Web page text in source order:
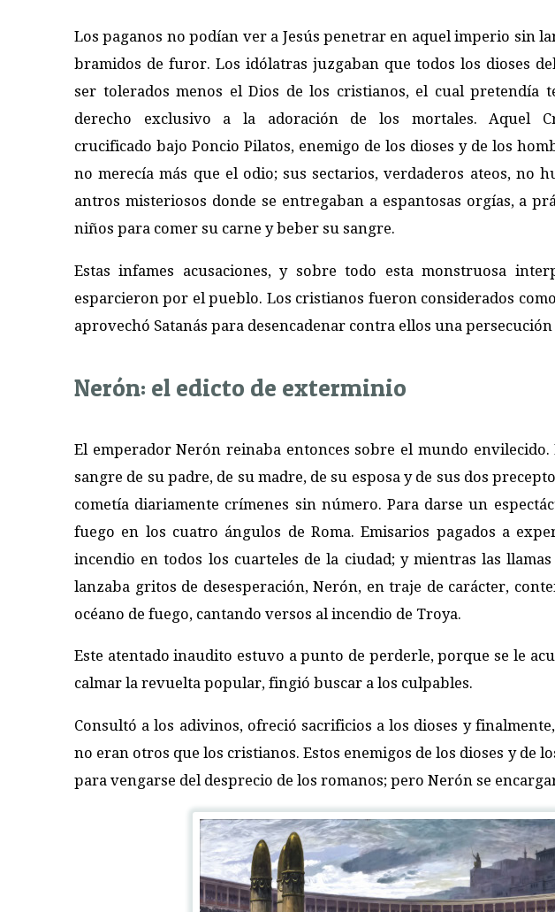
Los paganos no podían ver a Jesús penetrar en aquel imperio sin
bramidos de furor. Los idólatras juzgaban que todos los dioses
ser tolerados menos el Dios de los cristianos, el cual pretendía
derecho exclusivo a la adoración de los mortales. Aquel
crucificado bajo Poncio Pilatos, enemigo de los dioses y de los
no merecía más que el odio; sus sectarios, verdaderos ateos, no
antros misteriosos donde se entregaban a espantosas orgías, a
niños para comer su carne y beber su sangre.
Estas infames acusaciones, y sobre todo esta monstruosa
esparcieron por el pueblo. Los cristianos fueron considerados
aprovechó Satanás para desencadenar contra ellos una
Nerón: el edicto de exterminio
El emperador Nerón reinaba entonces sobre el mundo
sangre de su padre, de su madre, de su esposa y de sus dos
cometía diariamente crímenes sin número. Para darse un
fuego en los cuatro ángulos de Roma. Emisarios pagados a
incendio en todos los cuarteles de la ciudad; y mientras las
lanzaba gritos de desesperación, Nerón, en traje de carácter,
océano de fuego, cantando versos al incendio de Troya.
Este atentado inaudito estuvo a punto de perderle, porque se le
calmar la revuelta popular, fingió buscar a los culpables.
Consultó a los adivinos, ofreció sacrificios a los dioses y
no eran otros que los cristianos. Estos enemigos de los dioses y de
para vengarse del desprecio de los romanos; pero Nerón se